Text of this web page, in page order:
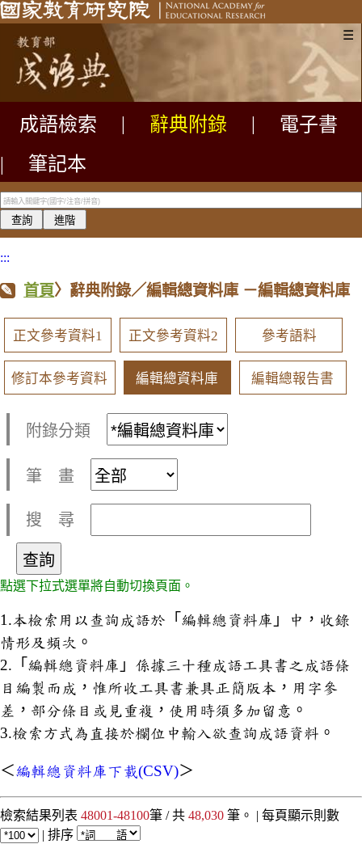
☰
成語檢索 辭典附錄
電子書
|
筆記本
:::
首頁〉辭典附錄／編輯總資料庫 －編輯總資料庫
正文參考資料1 正文參考資料2 參考語料
修訂本參考資料 編輯總資料庫 編輯總報告書
附錄分類
筆 畫
搜 尋
點選下拉式選單將自動切換頁面。
1.本檢索用以查詢成語於「編輯總資料庫」中，收錄
情形及頻次。
2.「編輯總資料庫」係據三十種成語工具書之成語條
目編製而成，惟所收工具書兼具正簡版本，用字參
差，部分條目或見重複，使用時須多加留意。
3.檢索方式為直接於欄位中輸入欲查詢成語資料。
＜編輯總資料庫下載(CSV)＞
檢索結果列表 48001-48100筆 / 共 48,030 筆。 | 每頁顯示則數
| 排序